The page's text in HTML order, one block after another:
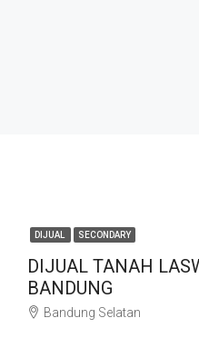
DIJUAL SECONDARY
DIJUAL TANAH
BANDUNG
Bandung Selatan